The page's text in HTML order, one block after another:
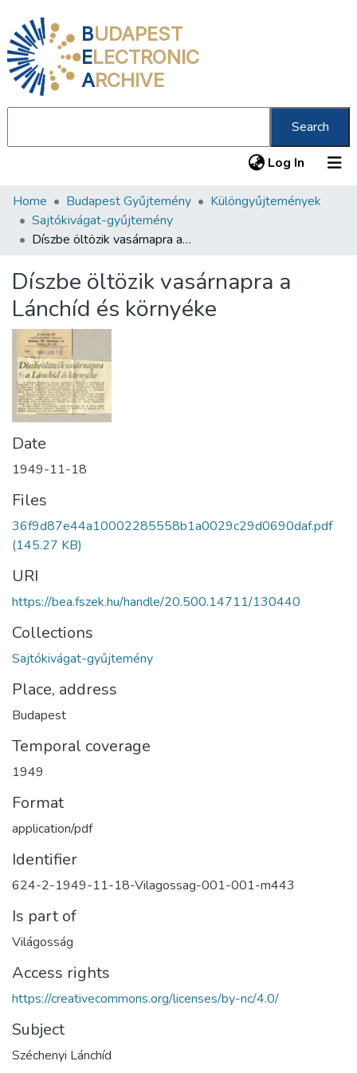
BUDAPEST
ELECTRONIC
ARCHIVE
Search
Log In (current)
Communities & Collections
All of DSpace
About us
Home Budapest Gyűjtemény
Különgyűjtemények
Sajtókivágat-gyűjtemény
Díszbe öltözik vasárnapra a Lánchíd és környéke
Díszbe öltözik vasárnapra a
Lánchíd és környéke
Date
1949-11-18
Files
36f9d87e44a10002285558b1a0029c29d0690daf.pdf
(145.27 KB)
URI
https://bea.fszek.hu/handle/20.500.14711/130440
Collections
Sajtókivágat-gyűjtemény
Place, address
Budapest
Temporal coverage
1949
Format
application/pdf
Identifier
624-2-1949-11-18-Vilagossag-001-001-m443
Is part of
Világosság
Access rights
https://creativecommons.org/licenses/by-nc/4.0/
Subject
Széchenyi Lánchíd